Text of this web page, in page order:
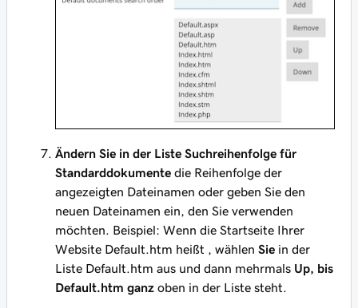
Ändern Sie in der Liste Suchreihenfolge für
Standarddokumente die Reihenfolge der
angezeigten Dateinamen oder geben Sie den
neuen Dateinamen ein, den Sie verwenden
möchten. Beispiel: Wenn die Startseite Ihrer
Website Default.htm heißt , wählen Sie in der
Liste Default.htm aus und dann mehrmals Up, bis
Default.htm ganz oben in der Liste steht.